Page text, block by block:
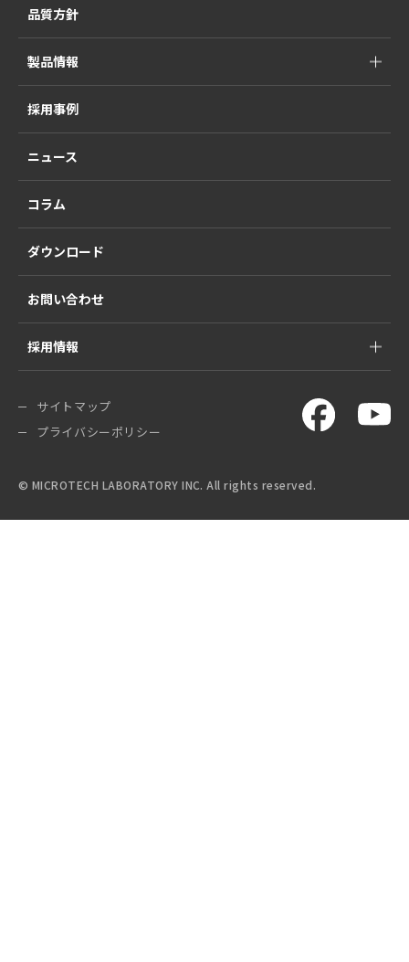
品質方針
製品情報
採用事例
ニュース
コラム
ダウンロード
お問い合わせ
採用情報
© MICROTECH LABORATORY INC. All rights reserved.
サイトマップ
プライバシーポリシー